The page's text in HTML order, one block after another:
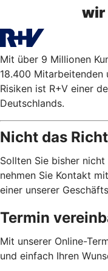
wir
Mit über 9 Millionen
18.400
Risiken ist R+V einer
Deutschlands.
Nicht das
Sollten Sie bisher
nehmen Sie Kontakt
einer unserer
Termin
Mit unserer Online-
und einfach Ihren